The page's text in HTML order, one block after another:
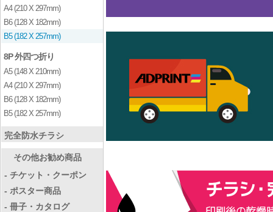
A4 (210 X 297mm)
B6 (128 X 182mm)
B5 (182 X 257mm)
8P 外四つ折り
A5 (148 X 210mm)
A4 (210 X 297mm)
B6 (128 X 182mm)
B5 (182 X 257mm)
完全防水チラシ
その他お勧め商品
- チケット・クーポン
- ポスター商品
- 冊子・カタログ